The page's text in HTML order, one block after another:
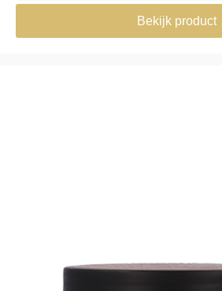
Bekijk product